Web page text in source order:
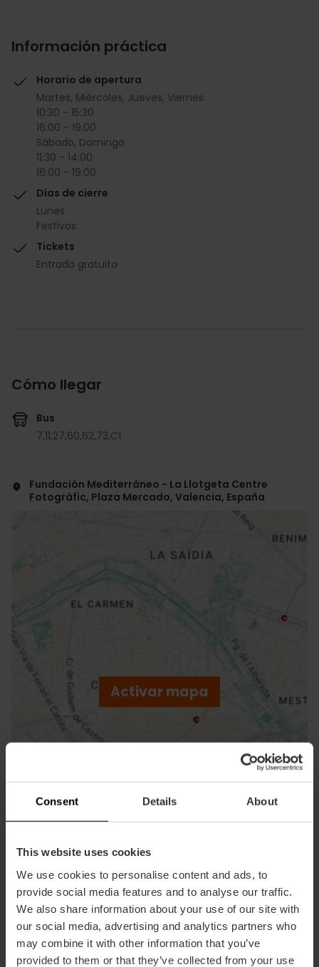
Consent Details About
This website uses cookies
We use cookies to personalise content and ads, to
provide social media features and to analyse our traffic.
We also share information about your use of our site with
our social media, advertising and analytics partners who
may combine it with other information that you’ve
provided to them or that they’ve collected from your use
Información práctica
Horario de apertura
Martes, Miércoles, Jueves, Viernes
10:30 - 15:30
16:00 - 19:00
Sábado, Domingo
11:30 - 14:00
16:00 - 19:00
Días de cierre
Lunes
Festivos
Tickets
Entrada gratuita
Cómo llegar
Bus
7,11,27,60,62,73,C1
Fundación Mediterráneo - La Llotgeta Centre
Fotogràfic, Plaza Mercado, Valencia, España
Activar mapa
Cómo llegar